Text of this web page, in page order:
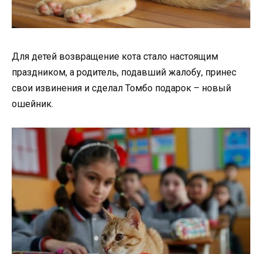
Для детей возвращение кота стало настоящим
праздником, а родитель, подавший жалобу, принес
свои извинения и сделал Томбо подарок – новый
ошейник.